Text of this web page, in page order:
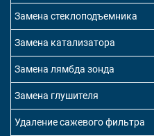
Замена стеклоподъемника
Замена катализатора
Замена лямбда зонда
Замена глушителя
Удаление сажевого фильтра